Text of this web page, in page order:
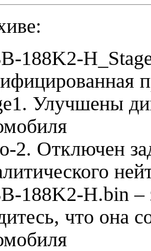
188K2-
Улучшены
2. Отключен
188K2-H.bin –
что она